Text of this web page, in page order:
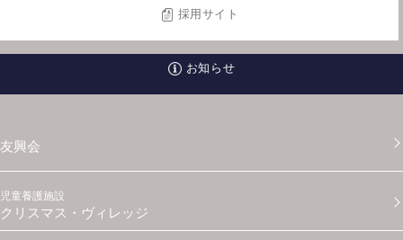
採用サイト
お知らせ
友興会
児童養護施設
クリスマス・ヴィレッジ